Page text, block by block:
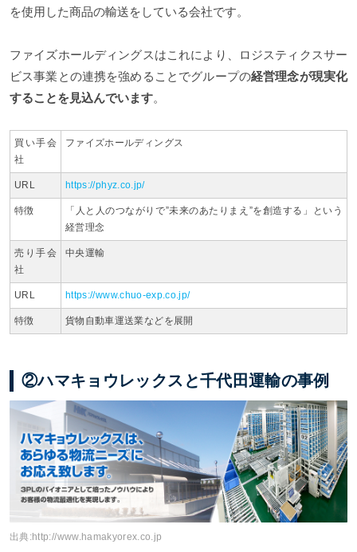
を使用した商品の輸送をしている会社です。
ファイズホールディングスはこれにより、ロジスティクスサー
ビス事業との連携を強めることでグループの経営理念が現実化
することを見込んでいます。
買い手会
社
ファイズホールディングス
URL https://phyz.co.jp/
特徴
「人と人のつながりで”未来のあたりまえ”を創造する」という
経営理念
売り手会
社
中央運輸
URL https://www.chuo-exp.co.jp/
特徴 貨物自動車運送業などを展開
②ハマキョウレックスと千代田運輸の事例
出典:http://www.hamakyorex.co.jp